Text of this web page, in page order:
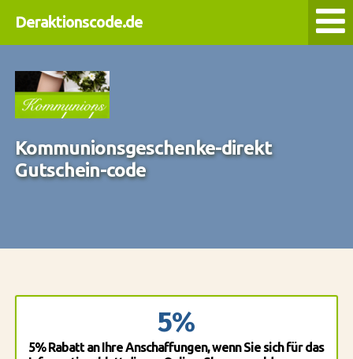
Deraktionscode.de
Kommunionsgeschenke-direkt
Gutschein-code
5%
5% Rabatt an Ihre Anschaffungen, wenn Sie sich für das